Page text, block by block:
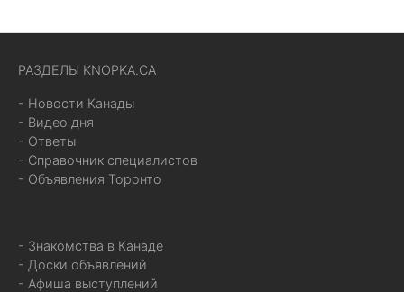
РАЗДЕЛЫ KNOPKA.CA
- Новости Канады
- Видео дня
- Ответы
- Справочник специалистов
- Объявления Торонто
- Знакомства в Канаде
- Доски объявлений
- Афиша выступлений